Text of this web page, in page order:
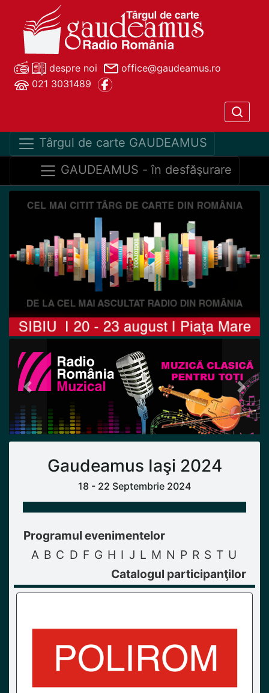
despre noi
office@gaudeamus.ro
021 3031489
Târgul de carte GAUDEAMUS
GAUDEAMUS - în desfăşurare
Previous Next
Gaudeamus Iaşi 2024
18 - 22 Septembrie 2024
Programul evenimentelor
A B C D F G H I J L M N P R S T U
Catalogul participanţilor